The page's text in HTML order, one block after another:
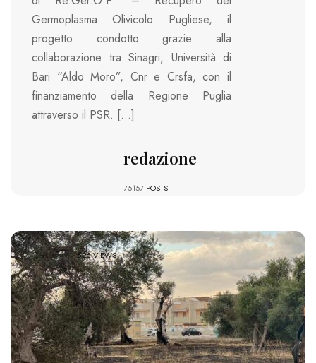
Germoplasma Olivicolo Pugliese, il
progetto condotto grazie alla
collaborazione tra Sinagri, Università di
Bari “Aldo Moro”, Cnr e Crsfa, con il
finanziamento della Regione Puglia
attraverso il PSR. […]
redazione
75157 POSTS
826 VIEWS